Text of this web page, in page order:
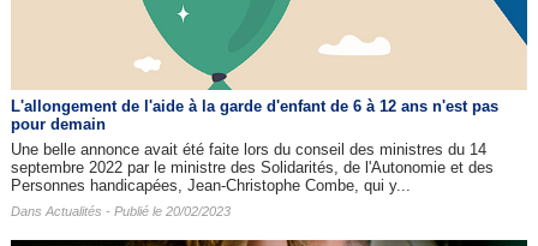
L'allongement de l'aide à la garde d'enfant de 6 à 12 ans n'est pas
pour demain
Une belle annonce avait été faite lors du conseil des ministres du 14
septembre 2022 par le ministre des Solidarités, de l'Autonomie et des
Personnes handicapées, Jean-Christophe Combe, qui y...
Dans Actualités - Publié le 20/02/2023